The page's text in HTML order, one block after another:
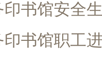
印书馆安全
印书馆职工